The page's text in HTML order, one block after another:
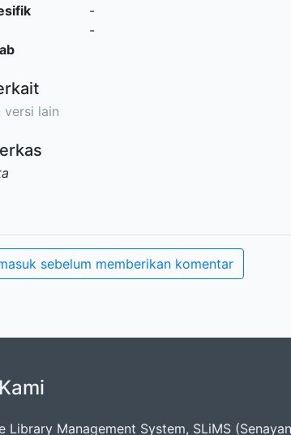
-
-
versi lain
sebelum memberikan komentar
Library Management System, SLiMS (Senayan